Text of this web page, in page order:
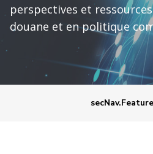
perspectives et
douane et en politique